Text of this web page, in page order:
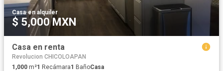
Casa·en alquiler
$ 5,000 MXN
Casa en renta
Revolucion CHICOLOAPAN
1,000 m²1 Recámara1 BañoCasa